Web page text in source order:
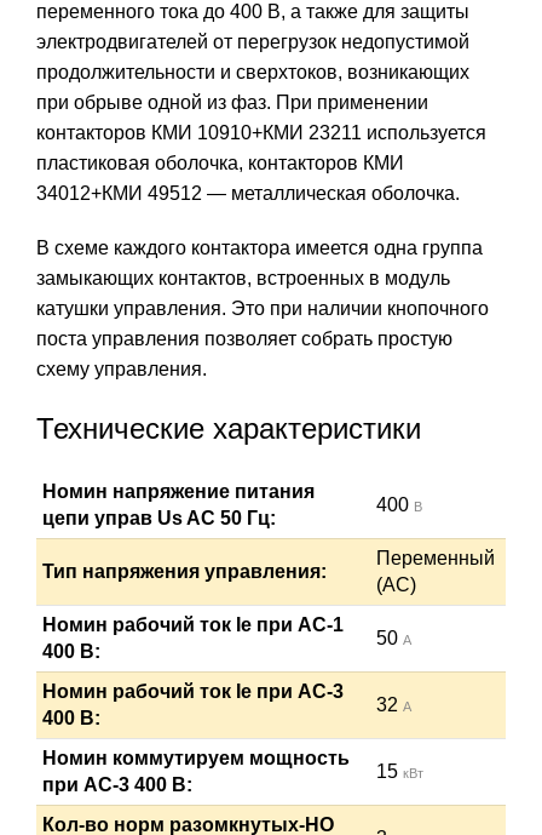
переменного тока до 400 В, а также для защиты
электродвигателей от перегрузок недопустимой
продолжительности и сверхтоков, возникающих
при обрыве одной из фаз. При применении
контакторов КМИ 10910+КМИ 23211 используется
пластиковая оболочка, контакторов КМИ
34012+КМИ 49512 — металлическая оболочка.
В схеме каждого контактора имеется одна группа
замыкающих контактов, встроенных в модуль
катушки управления. Это при наличии кнопочного
поста управления позволяет собрать простую
схему управления.
Технические характеристики
Номин напряжение питания
цепи управ Us AC 50 Гц:
400 В
Тип напряжения управления:
Переменный
(AC)
Номин рабочий ток Ie при AC-1
400 В:
50 А
Номин рабочий ток Ie при AC-3
400 В:
32 А
Номин коммутируем мощность
при AC-3 400 В:
15 кВт
Кол-во норм разомкнутых-НО